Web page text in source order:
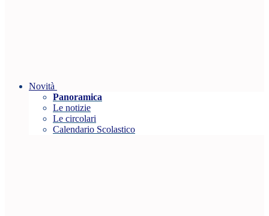
Novità
Panoramica
Le notizie
Le circolari
Calendario Scolastico